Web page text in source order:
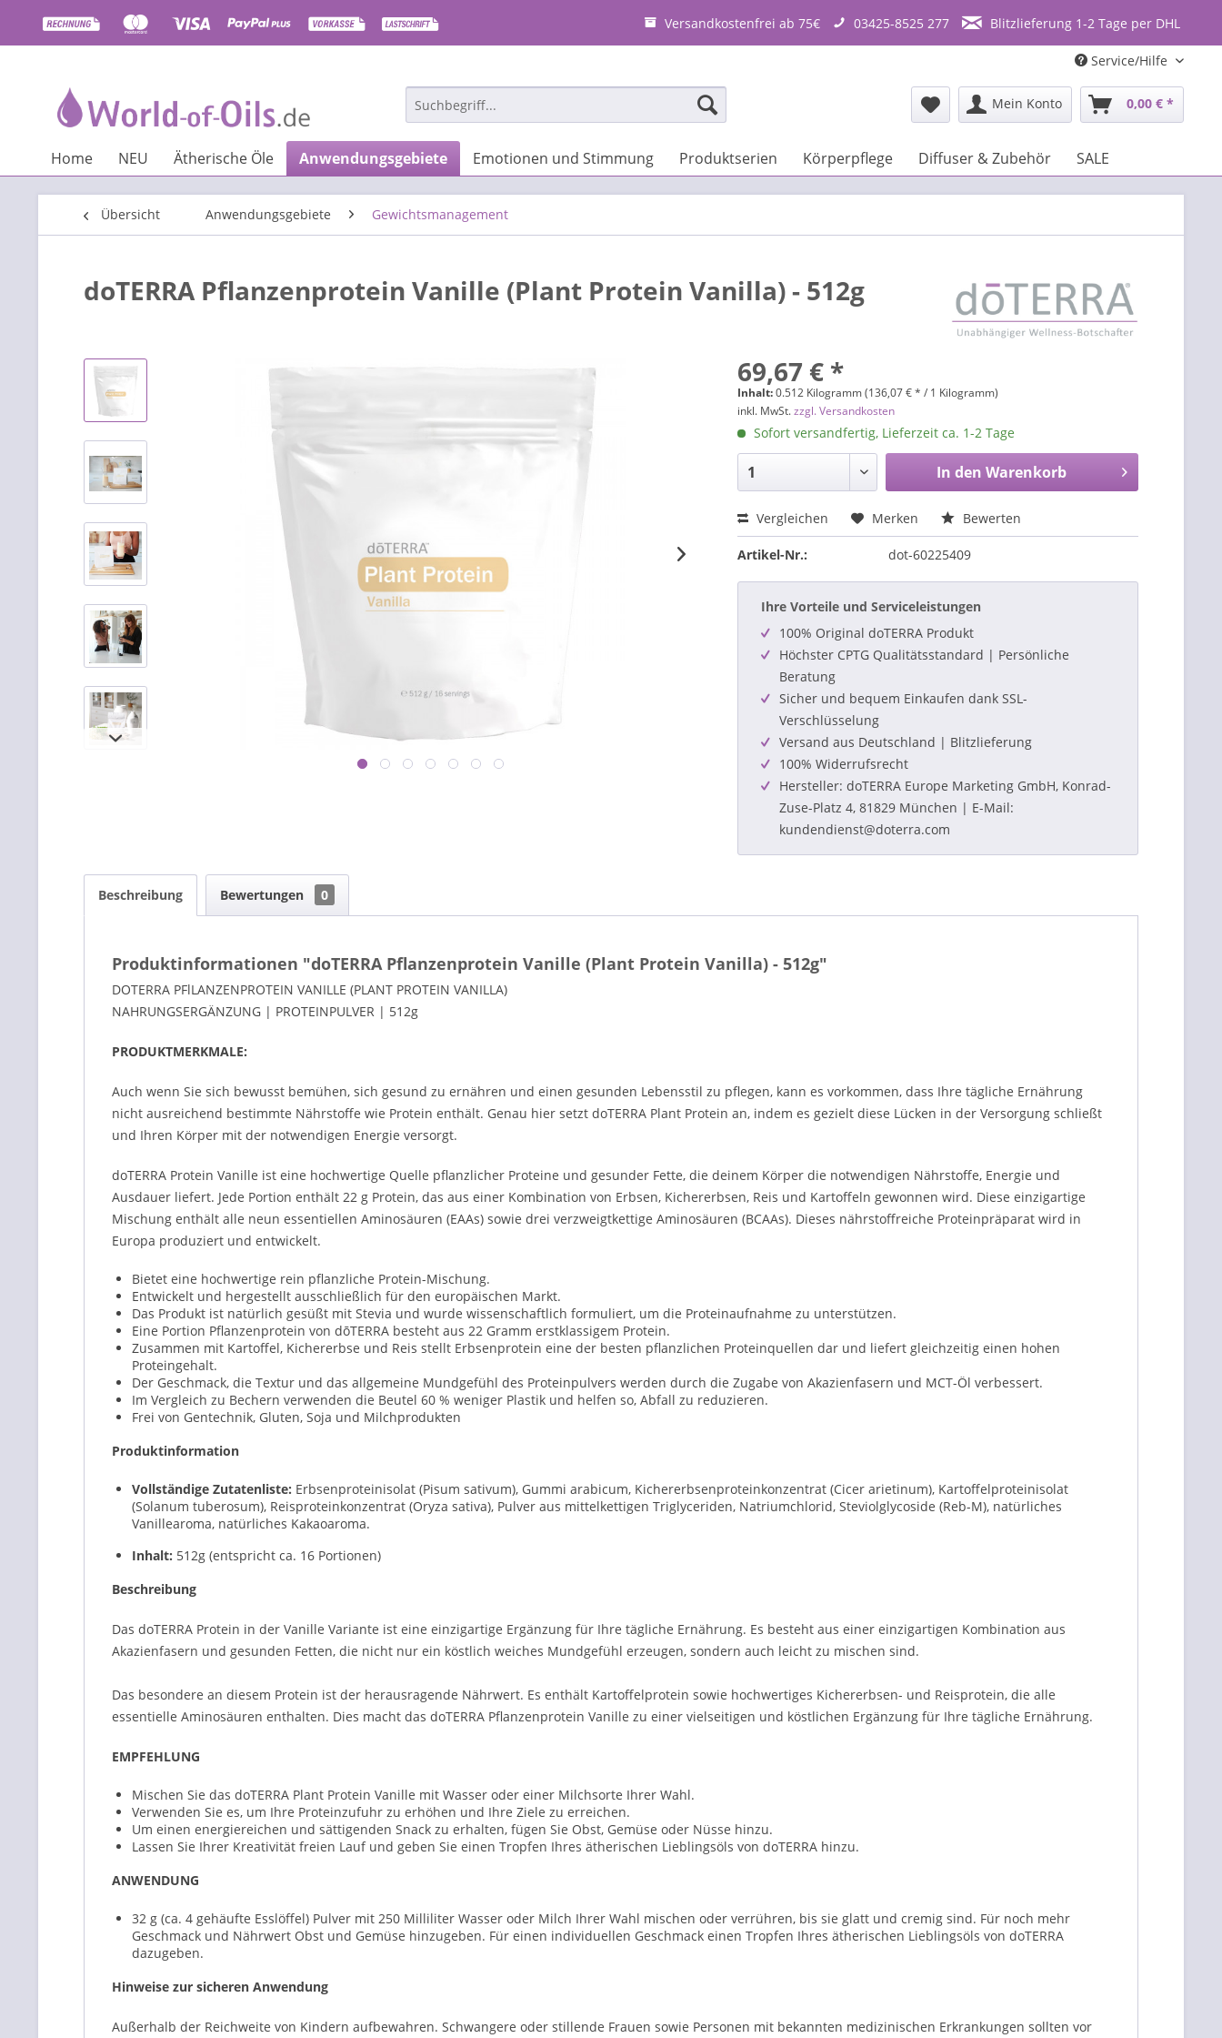
Versandkostenfrei ab 75€ 03425-8525 277 Blitzlieferung 1-2 Tage per DHL
Service/Hilfe
Mein Konto 0,00 € *
Home NEU Ätherische Öle Anwendungsgebiete Emotionen und Stimmung Produktserien Körperpflege Diffuser & Zubehör SALE
Übersicht Anwendungsgebiete Gewichtsmanagement
doTERRA Pflanzenprotein Vanille (Plant Protein Vanilla) - 512g
69,67 € *
Inhalt:0.512 Kilogramm (136,07 € * / 1 Kilogramm)
inkl. MwSt.zzgl. Versandkosten
Sofort versandfertig, Lieferzeit ca. 1-2 Tage
In den Warenkorb
Vergleichen Merken Bewerten
Artikel-Nr.: dot-60225409
Ihre Vorteile und Serviceleistungen
100% Original doTERRA Produkt
Höchster CPTG Qualitätsstandard | Persönliche
Beratung
Sicher und bequem Einkaufen dank SSL-
Verschlüsselung
Versand aus Deutschland | Blitzlieferung
100% Widerrufsrecht
Hersteller: doTERRA Europe Marketing GmbH, Konrad-
Zuse-Platz 4, 81829 München | E-Mail:
kundendienst@doterra.com
Beschreibung Bewertungen 0
Produktinformationen "doTERRA Pflanzenprotein Vanille (Plant Protein Vanilla) - 512g"
DOTERRA PFlLANZENPROTEIN VANILLE (PLANT PROTEIN VANILLA)
NAHRUNGSERGÄNZUNG | PROTEINPULVER | 512g
PRODUKTMERKMALE:
Auch wenn Sie sich bewusst bemühen, sich gesund zu ernähren und einen gesunden Lebensstil zu pflegen, kann es vorkommen, dass Ihre tägliche Ernährung
nicht ausreichend bestimmte Nährstoffe wie Protein enthält. Genau hier setzt doTERRA Plant Protein an, indem es gezielt diese Lücken in der Versorgung schließt
und Ihren Körper mit der notwendigen Energie versorgt.
doTERRA Protein Vanille ist eine hochwertige Quelle pflanzlicher Proteine und gesunder Fette, die deinem Körper die notwendigen Nährstoffe, Energie und
Ausdauer liefert. Jede Portion enthält 22 g Protein, das aus einer Kombination von Erbsen, Kichererbsen, Reis und Kartoffeln gewonnen wird. Diese einzigartige
Mischung enthält alle neun essentiellen Aminosäuren (EAAs) sowie drei verzweigtkettige Aminosäuren (BCAAs). Dieses nährstoffreiche Proteinpräparat wird in
Europa produziert und entwickelt.
Bietet eine hochwertige rein pflanzliche Protein-Mischung.
Entwickelt und hergestellt ausschließlich für den europäischen Markt.
Das Produkt ist natürlich gesüßt mit Stevia und wurde wissenschaftlich formuliert, um die Proteinaufnahme zu unterstützen.
Eine Portion Pflanzenprotein von dōTERRA besteht aus 22 Gramm erstklassigem Protein.
Zusammen mit Kartoffel, Kichererbse und Reis stellt Erbsenprotein eine der besten pflanzlichen Proteinquellen dar und liefert gleichzeitig einen hohen
Proteingehalt.
Der Geschmack, die Textur und das allgemeine Mundgefühl des Proteinpulvers werden durch die Zugabe von Akazienfasern und MCT-Öl verbessert.
Im Vergleich zu Bechern verwenden die Beutel 60 % weniger Plastik und helfen so, Abfall zu reduzieren.
Frei von Gentechnik, Gluten, Soja und Milchprodukten
Produktinformation
Vollständige Zutatenliste: Erbsenproteinisolat (Pisum sativum), Gummi arabicum, Kichererbsenproteinkonzentrat (Cicer arietinum), Kartoffelproteinisolat
(Solanum tuberosum), Reisproteinkonzentrat (Oryza sativa), Pulver aus mittelkettigen Triglyceriden, Natriumchlorid, Steviolglycoside (Reb-M), natürliches
Vanillearoma, natürliches Kakaoaroma.
Inhalt: 512g (entspricht ca. 16 Portionen)
Beschreibung
Das doTERRA Protein in der Vanille Variante ist eine einzigartige Ergänzung für Ihre tägliche Ernährung. Es besteht aus einer einzigartigen Kombination aus
Akazienfasern und gesunden Fetten, die nicht nur ein köstlich weiches Mundgefühl erzeugen, sondern auch leicht zu mischen sind.
Das besondere an diesem Protein ist der herausragende Nährwert. Es enthält Kartoffelprotein sowie hochwertiges Kichererbsen- und Reisprotein, die alle
essentielle Aminosäuren enthalten. Dies macht das doTERRA Pflanzenprotein Vanille zu einer vielseitigen und köstlichen Ergänzung für Ihre tägliche Ernährung.
EMPFEHLUNG
Mischen Sie das doTERRA Plant Protein Vanille mit Wasser oder einer Milchsorte Ihrer Wahl.
Verwenden Sie es, um Ihre Proteinzufuhr zu erhöhen und Ihre Ziele zu erreichen.
Um einen energiereichen und sättigenden Snack zu erhalten, fügen Sie Obst, Gemüse oder Nüsse hinzu.
Lassen Sie Ihrer Kreativität freien Lauf und geben Sie einen Tropfen Ihres ätherischen Lieblingsöls von doTERRA hinzu.
ANWENDUNG
32 g (ca. 4 gehäufte Esslöffel) Pulver mit 250 Milliliter Wasser oder Milch Ihrer Wahl mischen oder verrühren, bis sie glatt und cremig sind. Für noch mehr
Geschmack und Nährwert Obst und Gemüse hinzugeben. Für einen individuellen Geschmack einen Tropfen Ihres ätherischen Lieblingsöls von doTERRA
dazugeben.
Hinweise zur sicheren Anwendung
Außerhalb der Reichweite von Kindern aufbewahren. Schwangere oder stillende Frauen sowie Personen mit bekannten medizinischen Erkrankungen sollten vor